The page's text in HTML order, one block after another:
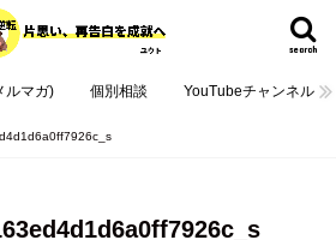
search
ルマガ) 個別相談 YouTubeチャンネル